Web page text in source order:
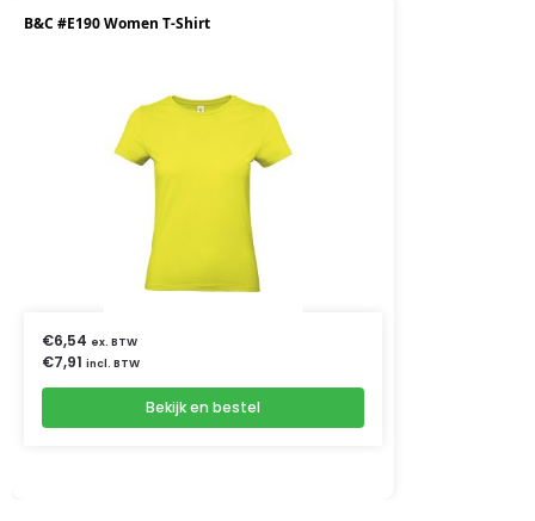
B&C #E190 Women T-Shirt
€6,54 ex. BTW
€7,91 incl. BTW
Bekijk en bestel